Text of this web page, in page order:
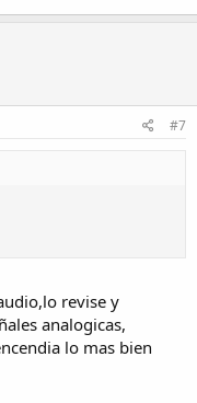
#7
revise y
analogicas,
lo mas bien